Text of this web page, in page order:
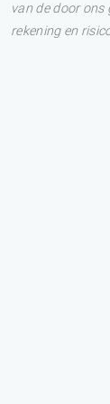
van de door
rekening en